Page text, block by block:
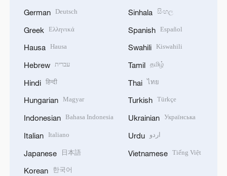
German Deutsch
Greek Ελληνικά
Hausa Hausa
Hebrew עברית
Hindi हिन्दी
Hungarian Magyar
Indonesian Bahasa Indonesia
Italian Italiano
Japanese 日本語
Korean 한국어
Sinhala සිංහල
Spanish Español
Swahili Kiswahili
Tamil தமிழ்
Thai ไทย
Turkish Türkçe
Ukrainian Українська
Urdu اردو
Vietnamese Tiếng Việt